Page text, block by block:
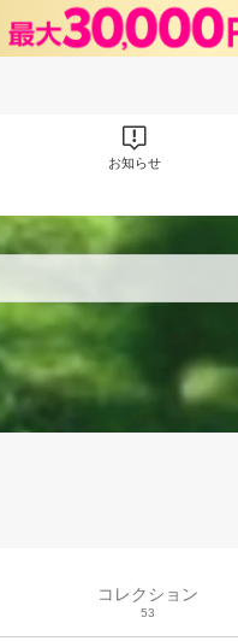
お知らせ
コレクション
53